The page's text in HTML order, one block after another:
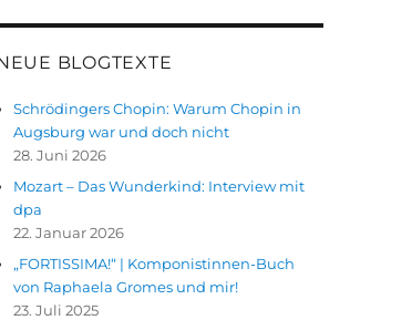
BLOGTEXTE
Schrödingers Chopin: Warum Chopin in
Augsburg war und doch nicht
28. Juni 2026
Mozart – Das Wunderkind: Interview mit
dpa
22. Januar 2026
„FORTISSIMA!“ | Komponistinnen-Buch
von Raphaela Gromes und mir!
23. Juli 2025